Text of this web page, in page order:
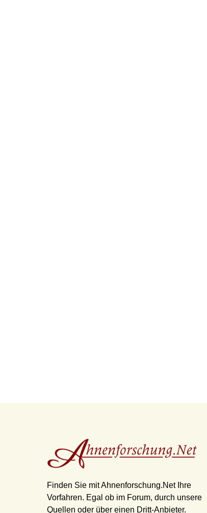
Finden Sie mit Ahnenforschung.Net Ihre
Vorfahren. Egal ob im Forum, durch unsere
Quellen oder über einen Dritt-Anbieter.